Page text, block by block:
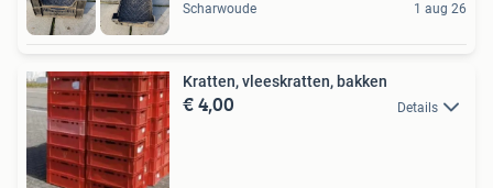
Scharwoude 1 aug 26
Kratten, vleeskratten, bakken
€ 4,00 Details